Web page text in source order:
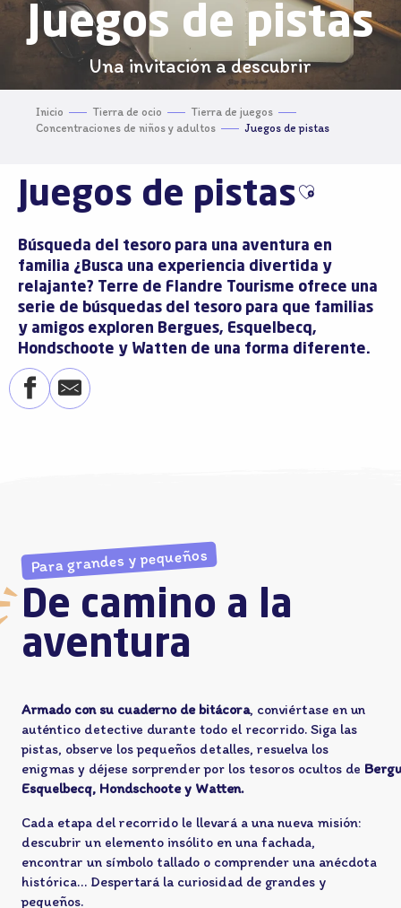
Juegos de pistas
Una invitación a descubrir
Inicio Tierra de ocio
Tierra de juegos
Concentraciones de niños y adultos
Juegos de pistas
Juegos de pistasAjouter
Búsqueda del tesoro para una aventura en
familia ¿Busca una experiencia divertida y
relajante? Terre de Flandre Tourisme ofrece una
serie de búsquedas del tesoro para que familias
y amigos exploren Bergues, Esquelbecq,
Hondschoote y Watten de una forma diferente.
Para grandes y pequeños
De camino a la
aventura
Armado con su cuaderno de bitácora, conviértase en un
auténtico detective durante todo el recorrido. Siga las
pistas, observe los pequeños detalles, resuelva los
enigmas y déjese sorprender por los tesoros ocultos de
Esquelbecq, Hondschoote y Watten.
Cada etapa del recorrido le llevará a una nueva misión:
descubrir un elemento insólito en una fachada,
encontrar un símbolo tallado o comprender una anécdota
histórica… Despertará la curiosidad de grandes y
pequeños.